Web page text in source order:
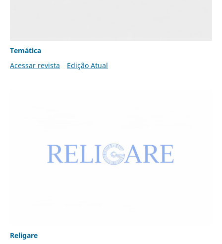
Temática
Acessar revista
Edição Atual
Religare